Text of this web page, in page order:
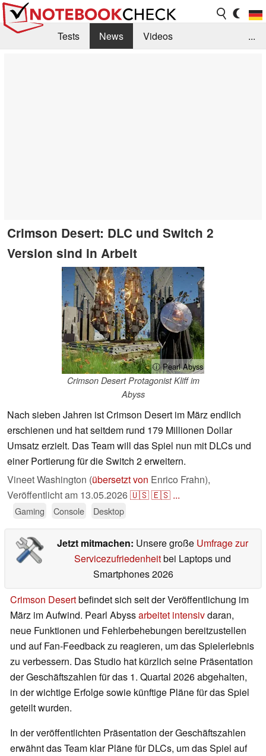
Tests News
Videos
...
Crimson Desert: DLC und Switch 2
Version sind in Arbeit
ⓘ Pearl Abyss
Crimson Desert Protagonist Kliff im
Abyss
Nach sieben Jahren ist Crimson Desert im März endlich
erschienen und hat seitdem rund 179 Millionen Dollar
Umsatz erzielt. Das Team will das Spiel nun mit DLCs und
einer Portierung für die Switch 2 erweitern.
Vineet Washington (übersetzt von Enrico Frahn),
Veröffentlicht am 13.05.2026🇺🇸🇪🇸 ...
Gaming Console Desktop
Jetzt mitmachen: Unsere große Umfrage zur
Servicezufriedenheitbei Laptops und
Smartphones 2026
Crimson Desertbefindet sich seit der Veröffentlichung im
März im Aufwind. Pearl Abyssarbeitet intensivdaran,
neue Funktionen und Fehlerbehebungen bereitzustellen
und auf Fan-Feedback zu reagieren, um das Spielerlebnis
zu verbessern. Das Studio hat kürzlich seine Präsentation
der Geschäftszahlen für das 1. Quartal 2026 abgehalten,
in der wichtige Erfolge sowie künftige Pläne für das Spiel
geteilt wurden.
In der veröffentlichten Präsentation der Geschäftszahlen
erwähnt das Team klar Pläne für DLCs, um das Spiel auf